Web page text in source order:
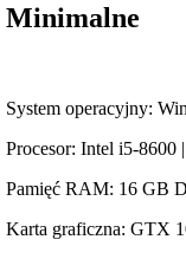
Minimalne
System operacyjny:
Procesor: Intel i5-
Pamięć RAM: 16 GB
Karta graficzna: GTX